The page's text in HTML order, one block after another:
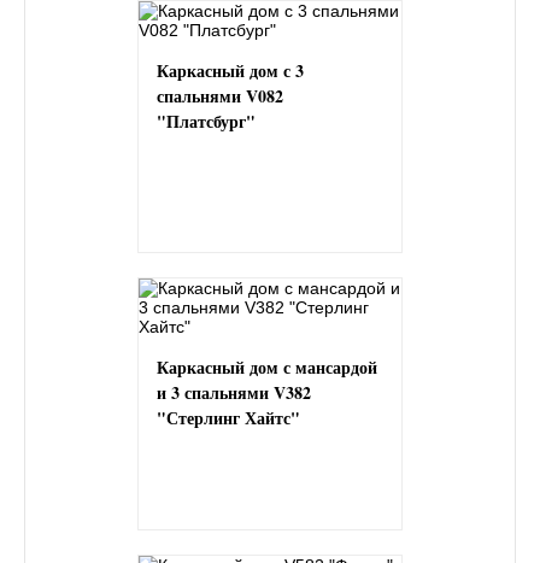
Каркасный дом с 3
спальнями V082
"Платсбург"
Каркасный дом с мансардой
и 3 спальнями V382
"Стерлинг Хайтс"